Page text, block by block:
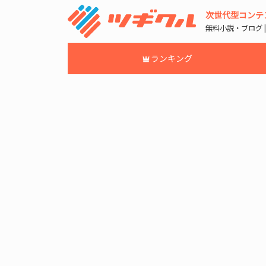
次世代型コン
無料小説・ブログ
ランキング